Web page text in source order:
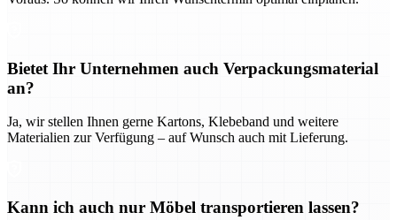
Bietet Ihr Unternehmen auch Verpackungsmaterial
an?
Ja, wir stellen Ihnen gerne Kartons, Klebeband und weitere
Materialien zur Verfügung – auf Wunsch auch mit Lieferung.
Kann ich auch nur Möbel transportieren lassen?